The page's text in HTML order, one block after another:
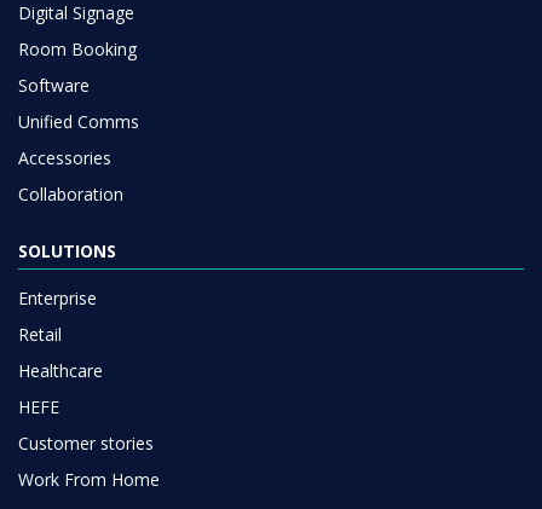
Digital Signage
Room Booking
Software
Unified Comms
Accessories
Collaboration
SOLUTIONS
Enterprise
Retail
Healthcare
HEFE
Customer stories
Work From Home